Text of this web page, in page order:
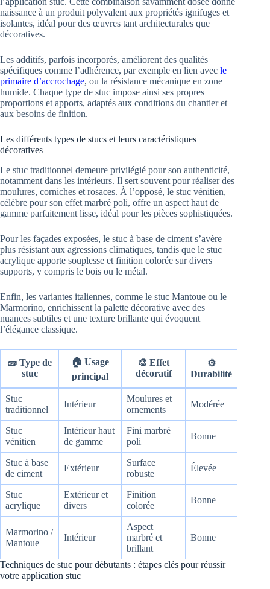
naissance à un produit polyvalent aux propriétés ignifuges et
isolantes, idéal pour des œuvres tant architecturales que
décoratives.
Les additifs, parfois incorporés, améliorent des qualités
spécifiques comme l’adhérence, par exemple en lien avec le
primaire d’accrochage, ou la résistance mécanique en zone
humide. Chaque type de stuc impose ainsi ses propres
proportions et apports, adaptés aux conditions du chantier et
aux besoins de finition.
Les différents types de stucs et leurs caractéristiques
décoratives
Le stuc traditionnel demeure privilégié pour son authenticité,
notamment dans les intérieurs. Il sert souvent pour réaliser des
moulures, corniches et rosaces. À l’opposé, le stuc vénitien,
célèbre pour son effet marbré poli, offre un aspect haut de
gamme parfaitement lisse, idéal pour les pièces sophistiquées.
Pour les façades exposées, le stuc à base de ciment s’avère
plus résistant aux agressions climatiques, tandis que le stuc
acrylique apporte souplesse et finition colorée sur divers
supports, y compris le bois ou le métal.
Enfin, les variantes italiennes, comme le stuc Mantoue ou le
Marmorino, enrichissent la palette décorative avec des
nuances subtiles et une texture brillante qui évoquent
l’élégance classique.
🧱 Type de
stuc
🏠 Usage
principal
🎨 Effet
décoratif
⚙️
Durabilité
Stuc
traditionnel
Intérieur
Moulures et
ornements
Modérée
Stuc
vénitien
Intérieur haut
de gamme
Fini marbré
poli
Bonne
Stuc à base
de ciment
Extérieur
Surface
robuste
Élevée
Stuc
acrylique
Extérieur et
divers
Finition
colorée
Bonne
Marmorino /
Mantoue
Intérieur
Aspect
marbré et
brillant
Bonne
Techniques de stuc pour débutants : étapes clés pour réussir
votre application stuc